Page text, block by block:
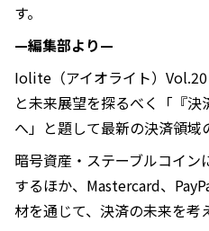
す。
—編集部より—
Iolite（アイオライト）
と未来展望を探るべく「『
へ」と題して最新の決済領域
暗号資産・ステーブルコイ
するほか、Mastercard、
材を通じて、決済の未来を考